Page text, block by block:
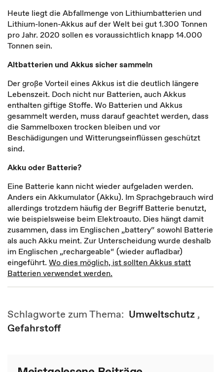
Heute liegt die Abfallmenge von Lithiumbatterien und
Lithium-Ionen-Akkus auf der Welt bei gut 1.300 Tonnen
pro Jahr. 2020 sollen es voraussichtlich knapp 14.000
Tonnen sein.
Altbatterien und Akkus sicher sammeln
Der große Vorteil eines Akkus ist die deutlich längere
Lebenszeit. Doch nicht nur Batterien, auch Akkus
enthalten giftige Stoffe. Wo Batterien und Akkus
gesammelt werden, muss darauf geachtet werden, dass
die Sammelboxen trocken bleiben und vor
Beschädigungen und Witterungseinflüssen geschützt
sind.
Akku oder Batterie?
Eine Batterie kann nicht wieder aufgeladen werden.
Anders ein Akkumulator (Akku). Im Sprachgebrauch wird
allerdings trotzdem häufig der Begriff Batterie benutzt,
wie beispielsweise beim Elektroauto. Dies hängt damit
zusammen, dass im Englischen „battery“ sowohl Batterie
als auch Akku meint. Zur Unterscheidung wurde deshalb
im Englischen „rechargeable“ (wieder aufladbar)
eingeführt. Wo dies möglich, ist sollten Akkus statt
Batterien verwendet werden.
Schlagworte zum Thema: Umweltschutz ,
Gefahrstoff